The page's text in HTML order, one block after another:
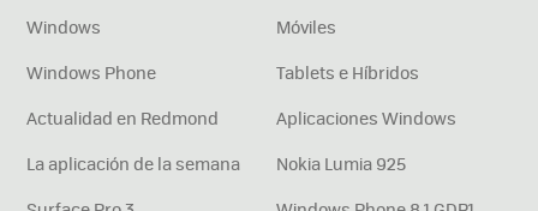
Windows
Móviles
Windows Phone
Tablets e Híbridos
Actualidad en Redmond
Aplicaciones Windows
La aplicación de la semana
Nokia Lumia 925